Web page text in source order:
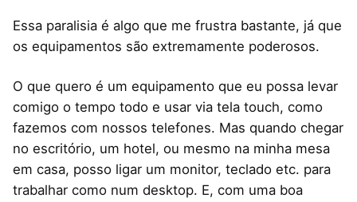
Essa paralisia é algo que me frustra bastante, já que
os equipamentos são extremamente poderosos.
O que quero é um equipamento que eu possa levar
comigo o tempo todo e usar via tela touch, como
fazemos com nossos telefones. Mas quando chegar
no escritório, um hotel, ou mesmo na minha mesa
em casa, posso ligar um monitor, teclado etc. para
trabalhar como num desktop. E, com uma boa